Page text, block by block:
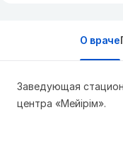
О враче
Заведующая
центра «Мейiрiм».